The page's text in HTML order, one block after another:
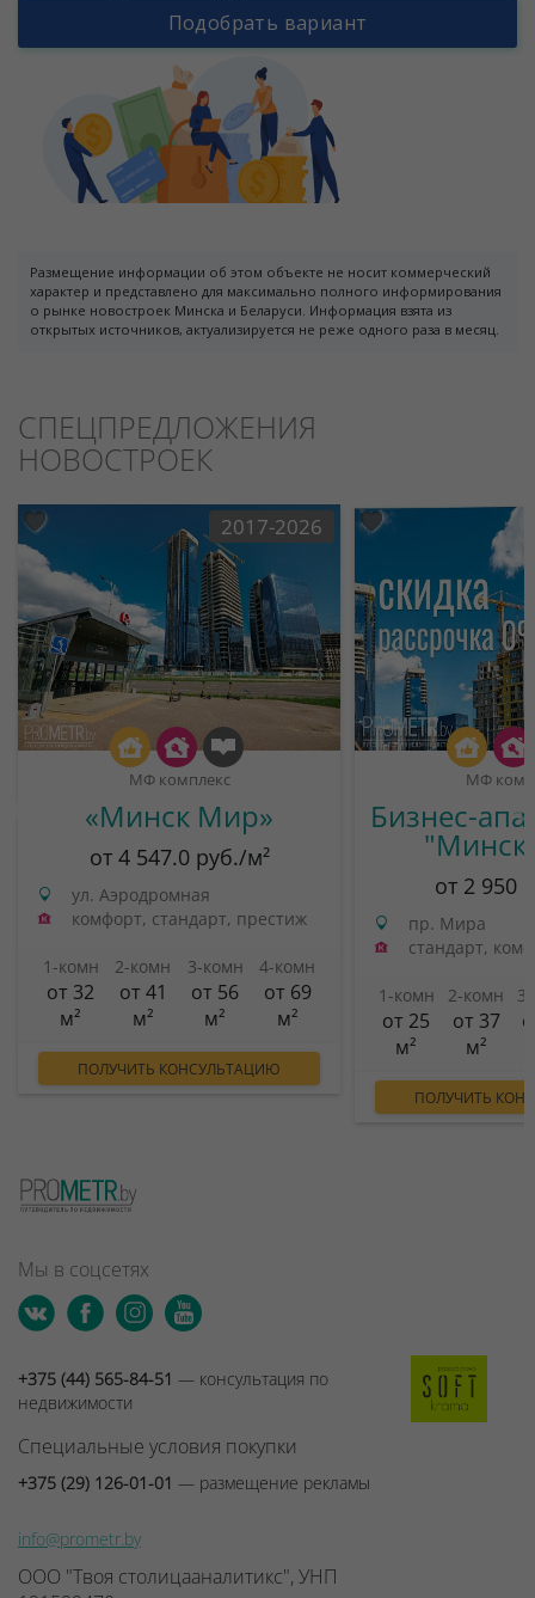
Подобрать вариант
Размещение информации об этом объекте не носит коммерческий
характер и представлено для максимально полного информирования
о рынке новостроек Минска и Беларуси. Информация взята из
открытых источников, актуализируется не реже одного раза в месяц.
СПЕЦПРЕДЛОЖЕНИЯ
НОВОСТРОЕК
2017-2026
МФ комплекс
«Минск Мир»
от 4 547.0 руб./м²
ул. Аэродромная
комфорт, стандарт, престиж
1-комн
от 32
м²
2-комн
от 41
м²
3-комн
от 56
м²
4-комн
от 69
м²
ПОЛУЧИТЬ КОНСУЛЬТАЦИЮ
МФ
Бизнес-
от 2 950
пр. Мира
стандарт,
1-комн
от 25
м²
2-комн
от 37
м²
ПОЛУЧИТЬ
Мы в соцсетях
+375 (44) 565-84-51 — консультация по
недвижимости
Специальные условия покупки
+375 (29) 126-01-01 — размещение рекламы
info@prometr.by
ООО "Твоя столицааналитикс", УНП